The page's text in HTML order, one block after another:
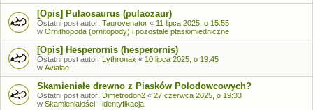
[Opis] Pulaosaurus (pulaozaur)
Ostatni post autor: Taurovenator « 11 lipca 2025, o 15:55
w Ornithopoda (ornitopody) i pozostałe ptasiomiedniczne
[Opis] Hesperornis (hesperornis)
Ostatni post autor: Lythronax « 10 lipca 2025, o 19:45
w Avialae
Skamieniałe drewno z Piasków Polodowcowych?
Ostatni post autor: Dimetrodon2 « 27 czerwca 2025, o 19:33
w Skamieniałości - identyfikacja